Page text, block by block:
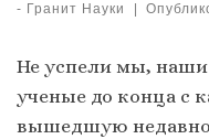
- Гранит Науки
Не успели мы,
ученые до конца с
вышедшую